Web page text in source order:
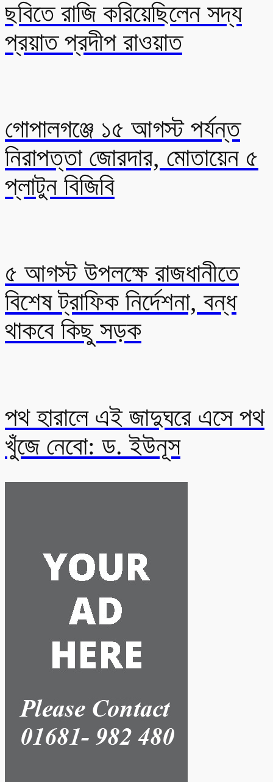
ছবিতে রাজি করিয়েছিলেন সদ্য
প্রয়াত প্রদীপ রাওয়াত
গোপালগঞ্জে ১৫ আগস্ট পর্যন্ত
নিরাপত্তা জোরদার, মোতায়েন ৫
প্লাটুন বিজিবি
৫ আগস্ট উপলক্ষে রাজধানীতে
বিশেষ ট্রাফিক নির্দেশনা, বন্ধ
থাকবে কিছু সড়ক
পথ হারালে এই জাদুঘরে এসে পথ
খুঁজে নেবো: ড. ইউনূস